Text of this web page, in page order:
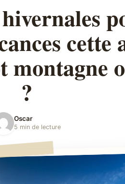
cette
montagne
?
Oscar
5 min de lecture